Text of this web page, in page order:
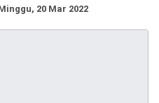
20 Mar 2022